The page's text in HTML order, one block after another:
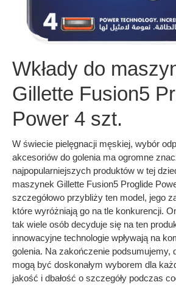
Wkłady do
Gillette Fusion5
Power 4 szt.
W świecie pielęgnacji męskiej, wybór
akcesoriów do golenia ma ogromne
najpopularniejszych produktów w tej
maszynek Gillette Fusion5 Proglide
szczegółowo przybliży ten model, jego
które wyróżniają go na tle konkurencji.
tak wiele osób decyduje się na ten
innowacyjne technologie wpływają na
golenia. Na zakończenie podsumujemy,
mogą być doskonałym wyborem dla
jakość i dbałość o szczegóły podczas